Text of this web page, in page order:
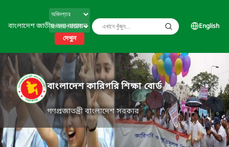
বাংলাদেশ জাতীয় তথ্য বাতায়ন
দেখুন
English
বাংলাদেশ কারিগরি শিক্ষা বোর্ড
গণপ্রজাতন্ত্রী বাংলাদেশ সরকার